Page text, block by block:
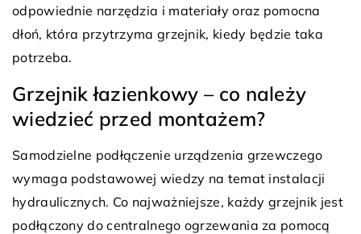
odpowiednie narzędzia i materiały oraz pomocna
dłoń, która przytrzyma grzejnik, kiedy będzie taka
potrzeba.
Grzejnik łazienkowy – co należy
wiedzieć przed montażem?
Samodzielne podłączenie urządzenia grzewczego
wymaga podstawowej wiedzy na temat instalacji
hydraulicznych. Co najważniejsze, każdy grzejnik jest
podłączony do centralnego ogrzewania za pomocą